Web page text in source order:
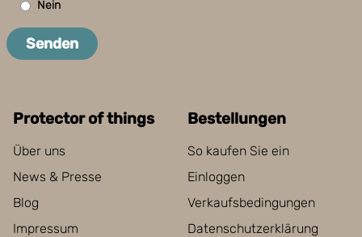
Nein
Senden
Protector of things
Über uns
News & Presse
Blog
Impressum
Bestellungen
So kaufen Sie ein
Einloggen
Verkaufsbedingungen
Datenschutzerklärung